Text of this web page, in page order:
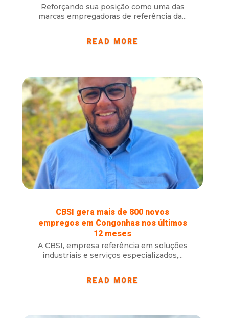
Reforçando sua posição como uma das
marcas empregadoras de referência da...
READ MORE
CBSI gera mais de 800 novos
empregos em Congonhas nos últimos
12 meses
A CBSI, empresa referência em soluções
industriais e serviços especializados,...
READ MORE